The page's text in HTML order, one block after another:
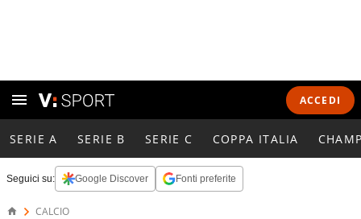
ACCEDI
SERIE A SERIE B SERIE C COPPA ITALIA
Seguici su: Google Discover Fonti preferite
CALCIO